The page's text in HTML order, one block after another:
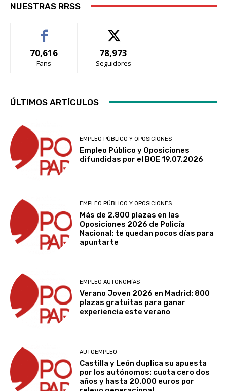
NUESTRAS RRSS
70,616
Fans
78,973
Seguidores
ÚLTIMOS ARTÍCULOS
EMPLEO PÚBLICO Y OPOSICIONES
Empleo Público y Oposiciones
difundidas por el BOE 19.07.2026
EMPLEO PÚBLICO Y OPOSICIONES
Más de 2.800 plazas en las
Oposiciones 2026 de Policía
Nacional: te quedan pocos días para
apuntarte
EMPLEO AUTONOMÍAS
Verano Joven 2026 en Madrid: 800
plazas gratuitas para ganar
experiencia este verano
AUTOEMPLEO
Castilla y León duplica su apuesta
por los autónomos: cuota cero dos
años y hasta 20.000 euros por